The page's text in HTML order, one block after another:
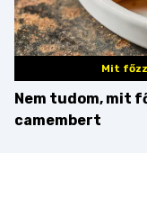
Mit
Nem tudom, mit
camembert